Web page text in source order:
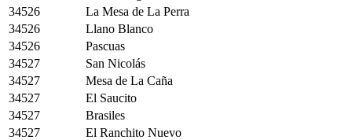
34526
La Mesa de La Perra
34526
Llano Blanco
34526
Pascuas
34527
San Nicolás
34527
Mesa de La Caña
34527
El Saucito
34527
Brasiles
34527
El Ranchito Nuevo